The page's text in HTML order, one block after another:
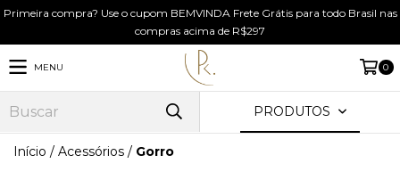
Primeira compra? Use o cupom BEMVINDA Frete Grátis para todo Brasil nas
compras acima de R$297
MENU 0
PRODUTOS
Início / Acessórios / Gorro